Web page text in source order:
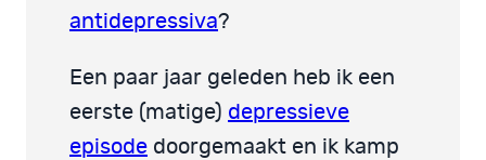
antidepressiva?
Een paar jaar geleden heb ik een
eerste (matige) depressieve
episode doorgemaakt en ik kamp